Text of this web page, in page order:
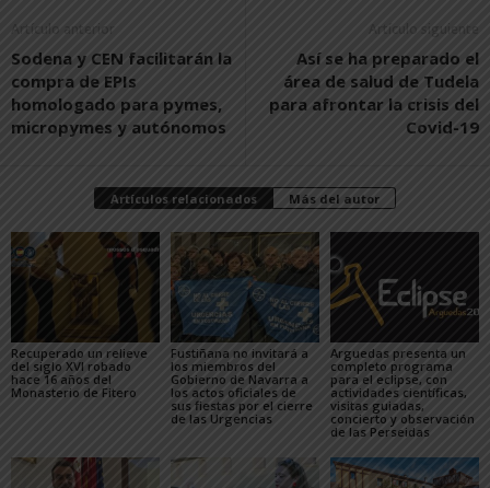
Artículo anterior
Sodena y CEN facilitarán la
compra de EPIs
homologado para pymes,
micropymes y autónomos
Artículo siguiente
Así se ha preparado el
área de salud de Tudela
para afrontar la crisis del
Covid-19
Artículos relacionados Más del autor
Recuperado un relieve
del siglo XVI robado
hace 16 años del
Monasterio de Fitero
Fustiñana no invitará a
los miembros del
Gobierno de Navarra a
los actos oficiales de
sus fiestas por el cierre
de las Urgencias
Arguedas presenta un
completo programa
para el eclipse, con
actividades científicas,
visitas guiadas,
concierto y observación
de las Perseidas